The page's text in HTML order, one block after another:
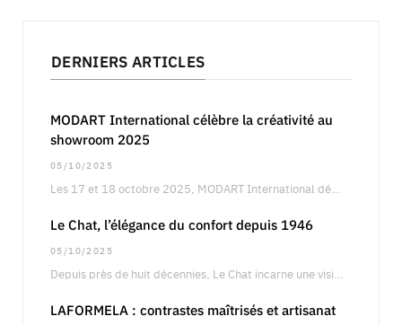
DERNIERS ARTICLES
MODART International célèbre la créativité au
showroom 2025
05/10/2025
Le Chat, l’élégance du confort depuis 1946
05/10/2025
LAFORMELA : contrastes maîtrisés et artisanat